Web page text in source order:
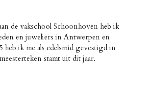
de vakschool Schoonhoven heb ik
en juweliers in Antwerpen en
heb ik me als edelsmid gevestigd in
stamt uit dit jaar.